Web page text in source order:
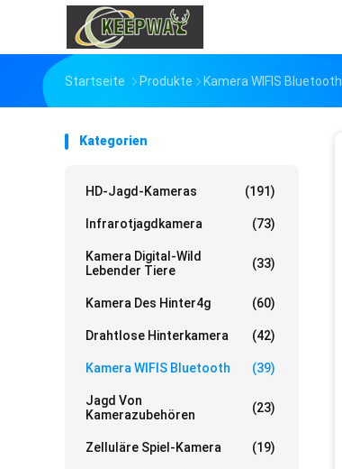
Startseite Produkte Kamera WIFIS Bluetooth
Kategorien
HD-Jagd-Kameras (191)
Infrarotjagdkamera (73)
Kamera Digital-Wild
Lebender Tiere
(33)
Kamera Des Hinter4g (60)
Drahtlose Hinterkamera (42)
Kamera WIFIS Bluetooth (39)
Jagd Von
Kamerazubehören
(23)
Zelluläre Spiel-Kamera (19)